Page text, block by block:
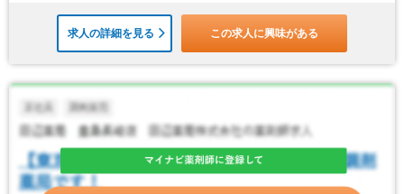
求人の詳細を見る この求人に興味がある